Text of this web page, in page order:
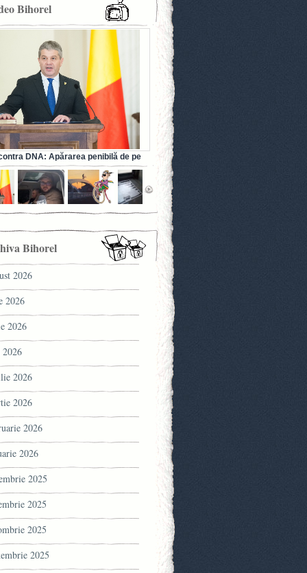
Bihorel
DNA: Apărarea penibilă de pe
fostului ministru al Sănătății (VIDEO)
Bihorel
2026
2026
2026
2026
2026
2026
2026
2025
2025
2025
2025